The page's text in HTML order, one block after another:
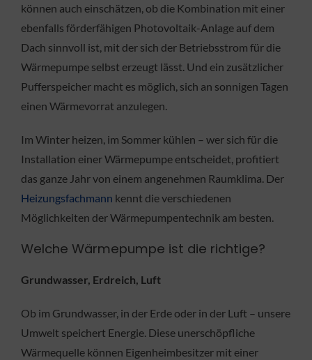
können auch einschätzen, ob die Kombination mit einer
ebenfalls förderfähigen Photovoltaik-Anlage auf dem
Dach sinnvoll ist, mit der sich der Betriebsstrom für die
Wärmepumpe selbst erzeugt lässt. Und ein zusätzlicher
Pufferspeicher macht es möglich, sich an sonnigen Tagen
einen Wärmevorrat anzulegen.
Im Winter heizen, im Sommer kühlen – wer sich für die
Installation einer Wärmepumpe entscheidet, profitiert
das ganze Jahr von einem angenehmen Raumklima. Der
Heizungsfachmann kennt die verschiedenen
Möglichkeiten der Wärmepumpentechnik am besten.
Welche Wärmepumpe ist die richtige?
Grundwasser, Erdreich, Luft
Ob im Grundwasser, in der Erde oder in der Luft – unsere
Umwelt speichert Energie. Diese unerschöpfliche
Wärmequelle können Eigenheimbesitzer mit einer